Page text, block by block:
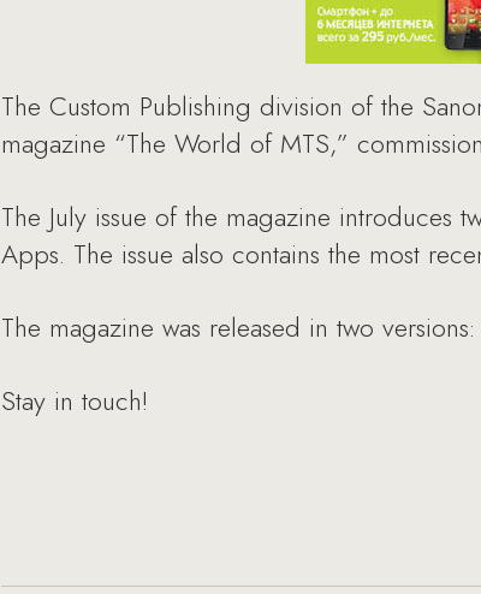
The Custom Publishing division of the
magazine “The World of MTS,”
The July issue of the magazine introduces
Apps. The issue also contains the most
The magazine was released in two
Stay in touch!